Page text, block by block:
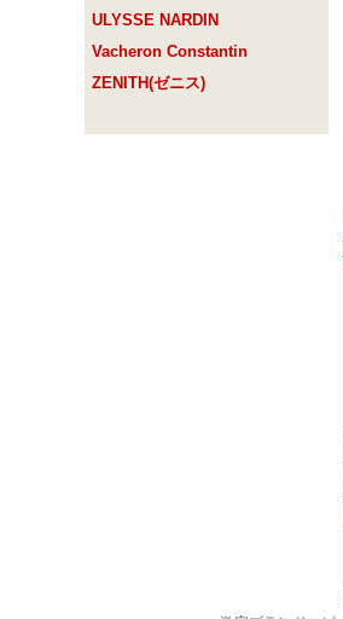
ULYSSE NARDIN
Vacheron Constantin
ZENITH(ゼニス)